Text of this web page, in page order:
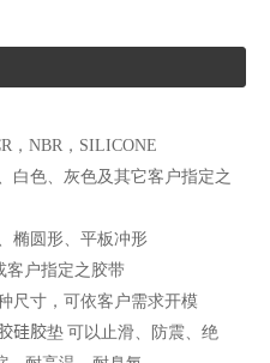
，NBR，SILICONE
白色、灰色及其它客户指定之
椭圆形、平板冲形
客户指定之胶带
尺寸，可依客户需求开模
硅胶垫 可以止滑、防震、绝